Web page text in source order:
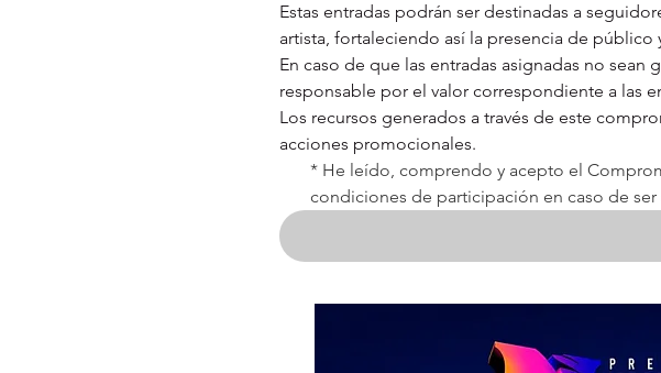
Estas entradas podrán ser destinadas a
artista, fortaleciendo así la presencia de
En caso de que las entradas asignadas no
responsable por el valor correspondiente a las
Los recursos generados a través de este
acciones promocionales.
* He leído, comprendo y acepto el
condiciones de participación en caso de ser